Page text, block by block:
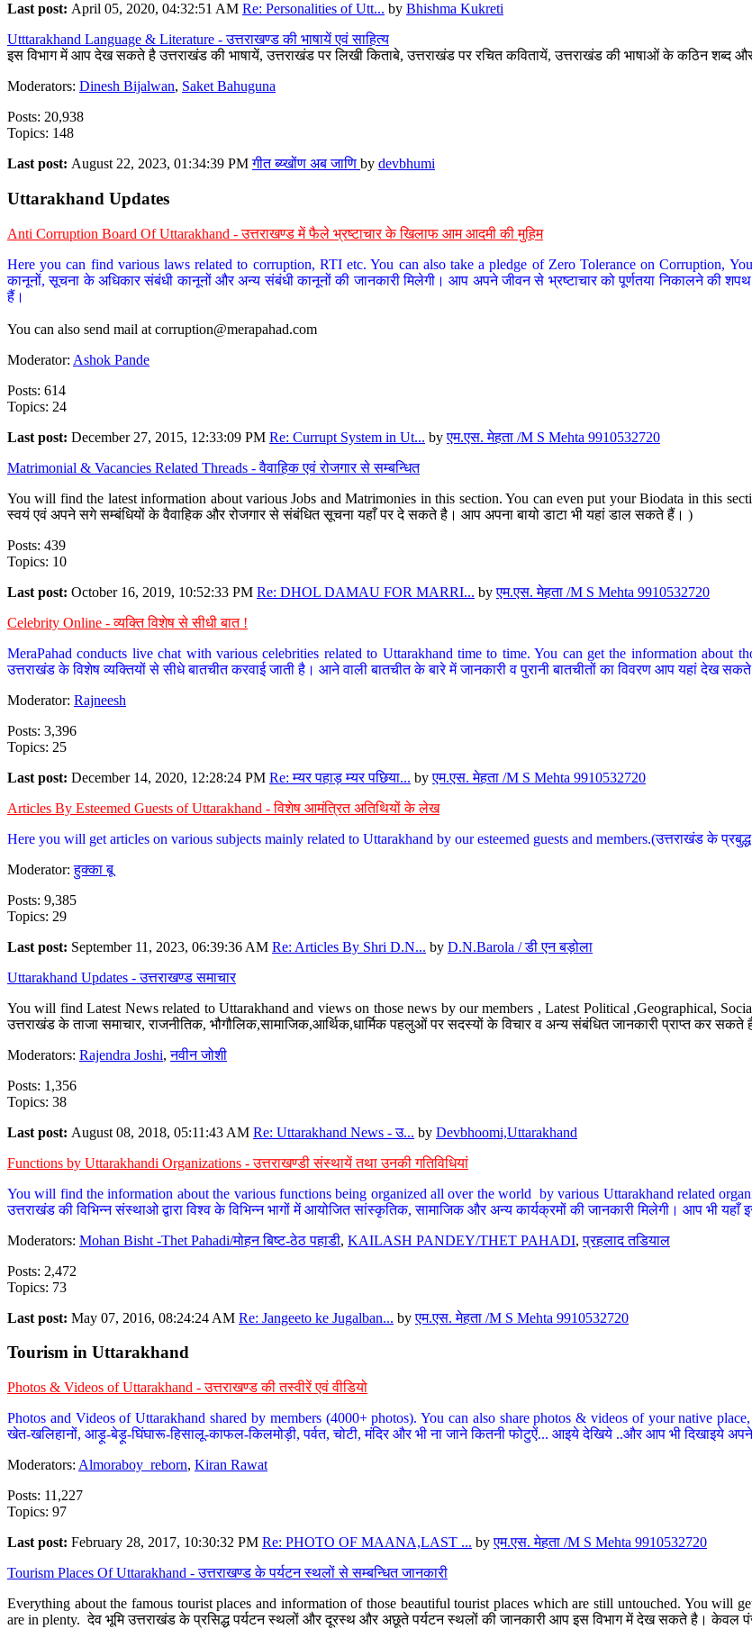
Last post: April 05, 2020, 04:32:51 AM Re: Personalities of Utt... by Bhishma Kukreti
Utttarakhand Language & Literature - उत्तराखण्ड की भाषायें एवं साहित्य
इस विभाग में आप देख सकते है उत्तराखंड की भाषायें, उत्तराखंड पर लिखी किताबे, उत्तराखंड पर रचित कवितायें, उत्तराखंड की भाषाओं के कठिन शब्द और
Moderators: Dinesh Bijalwan, Saket Bahuguna
Posts: 20,938
Topics: 148
Last post: August 22, 2023, 01:34:39 PMगीत ब्य्खोंण अब जाणि by devbhumi
Uttarakhand Updates
Anti Corruption Board Of Uttarakhand - उत्तराखण्ड में फैले भ्रष्टाचार के खिलाफ आम आदमी की मुहिम
Here you can find various laws related to corruption, RTI etc. You can also take a pledge of Zero Tolerance on Corruption,
कानूनों, सूचना के अधिकार संबंधी कानूनों और अन्य संबंधी कानूनों की जानकारी मिलेगी। आप अपने जीवन से भ्रष्टाचार को पूर्णतया निकालने की
हैं।
You can also send mail at corruption@merapahad.com
Moderator: Ashok Pande
Posts: 614
Topics: 24
Last post: December 27, 2015, 12:33:09 PM Re: Currupt System in Ut... byएम.एस. मेहता /M S Mehta 9910532720
Matrimonial & Vacancies Related Threads - वैवाहिक एवं रोजगार से सम्बन्धित
You will find the latest information about various Jobs and Matrimonies in this section. You can even put your Biodata in this
स्वयं एवं अपने सगे सम्बंधियों के वैवाहिक और रोजगार से संबंधित सूचना यहाँ पर दे सकते है। आप अपना बायो डाटा भी यहां डाल सकते हैं। )
Posts: 439
Topics: 10
Last post: October 16, 2019, 10:52:33 PM Re: DHOL DAMAU FOR MARRI... byएम.एस. मेहता /M S Mehta 9910532720
Celebrity Online - व्यक्ति विशेष से सीधी बात !
MeraPahad conducts live chat with various celebrities related to Uttarakhand time to time. You can get the information about
उत्तराखंड के विशेष व्यक्तियों से सीधे बातचीत करवाई जाती है। आने वाली बातचीत के बारे में जानकारी व पुरानी बातचीतों का विवरण आप यहां देख
Moderator: Rajneesh
Posts: 3,396
Topics: 25
Last post: December 14, 2020, 12:28:24 PM Re: म्यर पहाड़ म्यर पछिया... byएम.एस. मेहता /M S Mehta 9910532720
Articles By Esteemed Guests of Uttarakhand - विशेष आमंत्रित अतिथियों के लेख
Here you will get articles on various subjects mainly related to Uttarakhand by our esteemed guests and members.(उत्तराखंड के
Moderator:हुक्का बू
Posts: 9,385
Topics: 29
Last post: September 11, 2023, 06:39:36 AM Re: Articles By Shri D.N... by D.N.Barola / डी एन बड़ोला
Uttarakhand Updates - उत्तराखण्ड समाचार
You will find Latest News related to Uttarakhand and views on those news by our members , Latest Political ,Geographical,
उत्तराखंड के ताजा समाचार, राजनीतिक, भौगौलिक,सामाजिक,आर्थिक,धार्मिक पहलुओं पर सदस्यों के विचार व अन्य संबंधित जानकारी प्राप्त कर सकते
Moderators: Rajendra Joshi,नवीन जोशी
Posts: 1,356
Topics: 38
Last post: August 08, 2018, 05:11:43 AM Re: Uttarakhand News - उ... by Devbhoomi,Uttarakhand
Functions by Uttarakhandi Organizations - उत्तराखण्डी संस्थायें तथा उनकी गतिविधियां
You will find the information about the various functions being organized all over the world by various Uttarakhand related
उत्तराखंड की विभिन्न संस्थाओ द्वारा विश्व के विभिन्न भागों में आयोजित सांस्कृतिक, सामाजिक और अन्य कार्यक्रमों की जानकारी मिलेगी। आप भी
Moderators: Mohan Bisht -Thet Pahadi/मोहन बिष्ट-ठेठ पहाडी, KAILASH PANDEY/THET PAHADI,प्रहलाद तडियाल
Posts: 2,472
Topics: 73
Last post: May 07, 2016, 08:24:24 AM Re: Jangeeto ke Jugalban... byएम.एस. मेहता /M S Mehta 9910532720
Tourism in Uttarakhand
Photos & Videos of Uttarakhand - उत्तराखण्ड की तस्वीरें एवं वीडियो
Photos and Videos of Uttarakhand shared by members (4000+ photos). You can also share photos & videos of your native
खेत-खलिहानों, आड़ू-बेड़ू-घिंघारू-हिसालू-काफल-किलमोड़ी, पर्वत, चोटी, मंदिर और भी ना जाने कितनी फोटुऐं... आइये देखिये ..और आप भी दिखाइये
Moderators: Almoraboy_reborn, Kiran Rawat
Posts: 11,227
Topics: 97
Last post: February 28, 2017, 10:30:32 PM Re: PHOTO OF MAANA,LAST ... byएम.एस. मेहता /M S Mehta 9910532720
Tourism Places Of Uttarakhand - उत्तराखण्ड के पर्यटन स्थलों से सम्बन्धित जानकारी
Everything about the famous tourist places and information of those beautiful tourist places which are still untouched. You will
are in plenty. देव भूमि उत्तराखंड के प्रसिद्ध पर्यटन स्थलों और दूरस्थ और अछूते पर्यटन स्थलों की जानकारी आप इस विभाग में देख सकते है।